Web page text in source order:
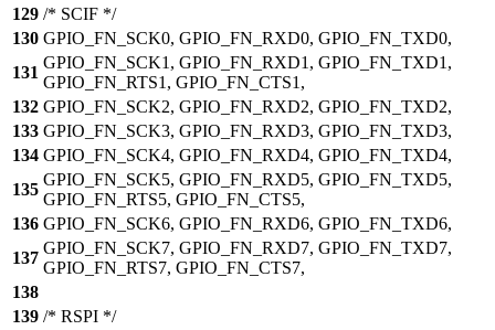
129 /* SCIF */
130 GPIO_FN_SCK0, GPIO_FN_RXD0, GPIO_FN_TXD0,
131
GPIO_FN_SCK1, GPIO_FN_RXD1, GPIO_FN_TXD1,
GPIO_FN_RTS1, GPIO_FN_CTS1,
132 GPIO_FN_SCK2, GPIO_FN_RXD2, GPIO_FN_TXD2,
133 GPIO_FN_SCK3, GPIO_FN_RXD3, GPIO_FN_TXD3,
134 GPIO_FN_SCK4, GPIO_FN_RXD4, GPIO_FN_TXD4,
135
GPIO_FN_SCK5, GPIO_FN_RXD5, GPIO_FN_TXD5,
GPIO_FN_RTS5, GPIO_FN_CTS5,
136 GPIO_FN_SCK6, GPIO_FN_RXD6, GPIO_FN_TXD6,
137
GPIO_FN_SCK7, GPIO_FN_RXD7, GPIO_FN_TXD7,
GPIO_FN_RTS7, GPIO_FN_CTS7,
138
139 /* RSPI */